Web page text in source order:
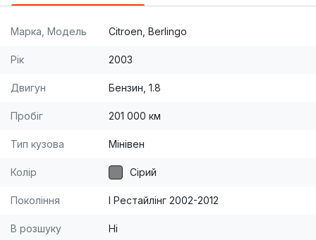
Марка, Модель Citroen, Berlingo
Рік 2003
Двигун Бензин, 1.8
Пробіг 201 000 км
Тип кузова Мінівен
Колір Сірий
Покоління I Рестайлінг 2002-2012
В розшуку Ні